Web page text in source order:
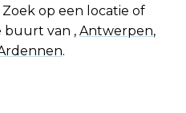
op een locatie of
buurt van , Antwerpen,
.